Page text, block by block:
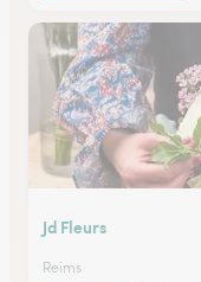
Jd Fleurs
Reims